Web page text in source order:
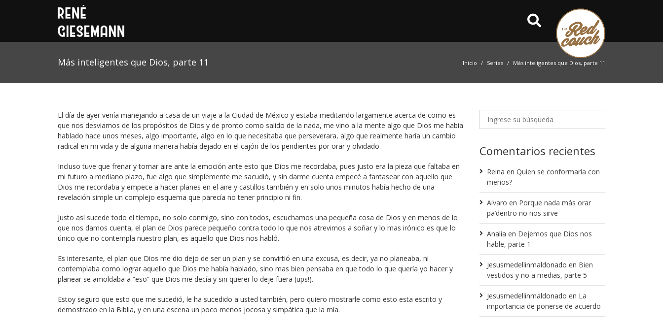
Más inteligentes que Dios, parte 11 Inicio Series Más inteligentes que Dios, parte 11
El día de ayer venía manejando a casa de un viaje a la Ciudad de México y estaba meditando largamente acerca de como es
que nos desviamos de los propósitos de Dios y de pronto como salido de la nada, me vino a la mente algo que Dios me había
hablado hace unos meses, algo importante, algo en lo que necesitaba que perseverara, algo que realmente haría un cambio
radical en mi vida y de alguna manera había dejado en el cajón de los pendientes por orar y olvidado.
Incluso tuve que frenar y tomar aire ante la emoción ante esto que Dios me recordaba, pues justo era la pieza que faltaba en
mi futuro a mediano plazo, fue algo que simplemente me sacudió, y sin darme cuenta empecé a fantasear con aquello que
Dios me recordaba y empece a hacer planes en el aire y castillos también y en solo unos minutos había hecho de una
revelación simple un complejo esquema que parecía no tener principio ni fin.
Justo así sucede todo el tiempo, no solo conmigo, sino con todos, escuchamos una pequeña cosa de Dios y en menos de lo
que nos damos cuenta, el plan de Dios parece pequeño contra todo lo que nos atrevimos a soñar y lo mas irónico es que lo
único que no contempla nuestro plan, es aquello que Dios nos habló.
Es interesante, el plan que Dios me dio dejo de ser un plan y se convirtió en una excusa, es decir, ya no planeaba, ni
contemplaba como lograr aquello que Dios me había hablado, sino mas bien pensaba en que todo lo que quería yo hacer y
planear se amoldaba a “eso” que Dios me decía y sin querer lo deje fuera (ups!).
Estoy seguro que esto que me sucedió, le ha sucedido a usted también, pero quiero mostrarle como esto esta escrito y
demostrado en la Biblia, y en una escena un poco menos jocosa y simpática que la mía.
Comentarios recientes
Reina en Quien se conformaría con
menos?
Alvaro en Porque nada más orar
pa’dentro no nos sirve
Analia en Dejemos que Dios nos
hable, parte 1
Jesusmedellinmaldonado en Bien
vestidos y no a medias, parte 5
Jesusmedellinmaldonado en La
importancia de ponerse de acuerdo